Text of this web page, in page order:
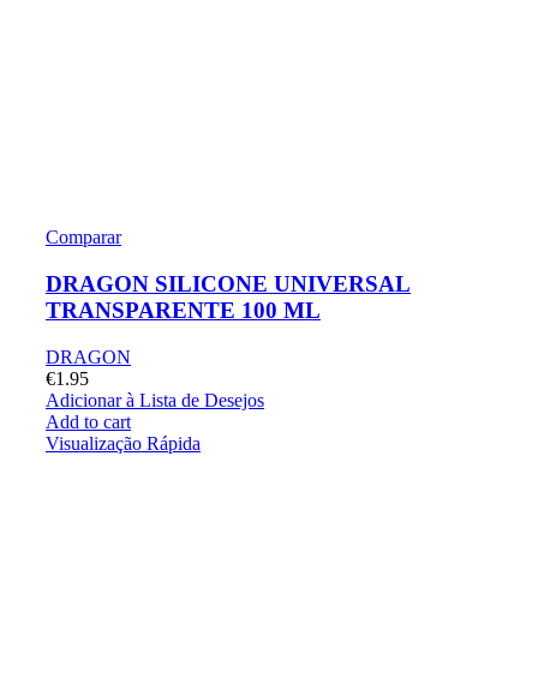
Comparar
DRAGON SILICONE UNIVERSAL
TRANSPARENTE 100 ML
DRAGON
€1.95
Adicionar à Lista de Desejos
Add to cart
Visualização Rápida